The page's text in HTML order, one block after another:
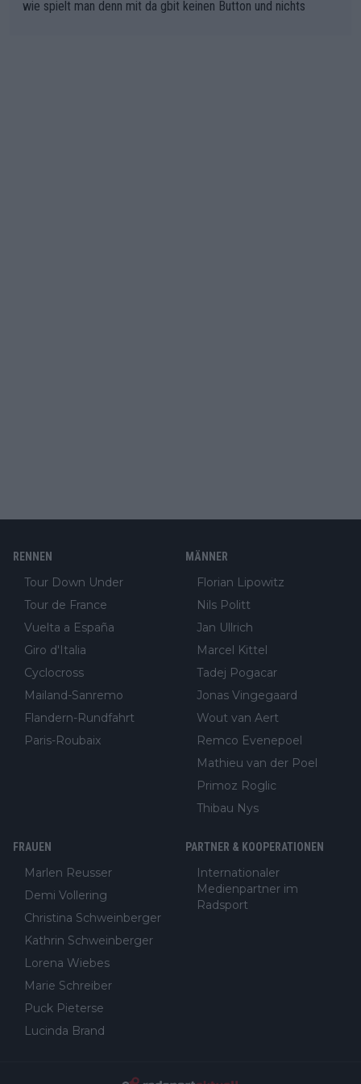
wie spielt man denn mit da gbit keinen Button und nichts
RENNEN
Tour Down Under
Tour de France
Vuelta a España
Giro d'Italia
Cyclocross
Mailand-Sanremo
Flandern-Rundfahrt
Paris-Roubaix
MÄNNER
Florian Lipowitz
Nils Politt
Jan Ullrich
Marcel Kittel
Tadej Pogacar
Jonas Vingegaard
Wout van Aert
Remco Evenepoel
Mathieu van der Poel
Primoz Roglic
Thibau Nys
FRAUEN
Marlen Reusser
Demi Vollering
Christina Schweinberger
Kathrin Schweinberger
Lorena Wiebes
Marie Schreiber
Puck Pieterse
Lucinda Brand
PARTNER & KOOPERATIONEN
Internationaler
Medienpartner im
Radsport